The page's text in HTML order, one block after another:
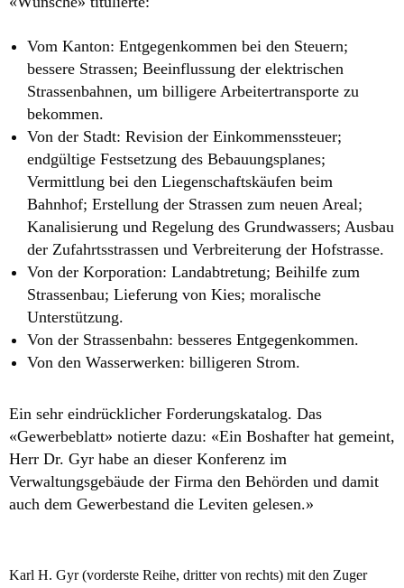
Vom Kanton: Entgegenkommen bei den Steuern;
bessere Strassen; Beeinflussung der elektrischen
Strassenbahnen, um billigere Arbeitertransporte zu
bekommen.
Von der Stadt: Revision der Einkommenssteuer;
endgültige Festsetzung des Bebauungsplanes;
Vermittlung bei den Liegenschaftskäufen beim
Bahnhof; Erstellung der Strassen zum neuen Areal;
Kanalisierung und Regelung des Grundwassers; Ausbau
der Zufahrtsstrassen und Verbreiterung der Hofstrasse.
Von der Korporation: Landabtretung; Beihilfe zum
Strassenbau; Lieferung von Kies; moralische
Unterstützung.
Von der Strassenbahn: besseres Entgegenkommen.
Von den Wasserwerken: billigeren Strom.
Ein sehr eindrücklicher Forderungskatalog. Das
«Gewerbeblatt» notierte dazu: «Ein Boshafter hat gemeint,
Herr Dr. Gyr habe an dieser Konferenz im
Verwaltungsgebäude der Firma den Behörden und damit
auch dem Gewerbestand die Leviten gelesen.»
Karl H. Gyr (vorderste Reihe, dritter von rechts) mit den Zuger